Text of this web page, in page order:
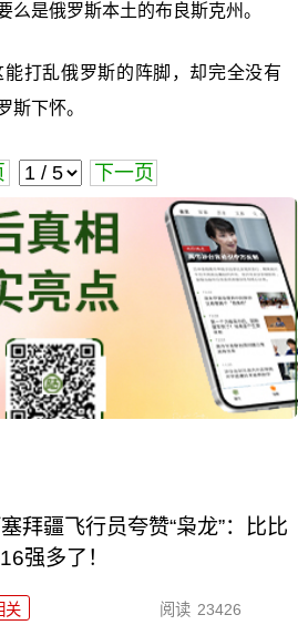
么是俄罗斯本土的布良斯克州。
打乱俄罗斯的阵脚，却完全没有
斯下怀。
下一页
拜疆飞行员夸赞“枭龙”：比比
强多了！
关 阅读 23426